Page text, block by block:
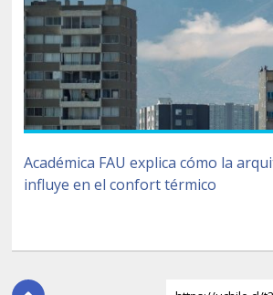
Académica FAU explica cómo la
influye en el confort térmico